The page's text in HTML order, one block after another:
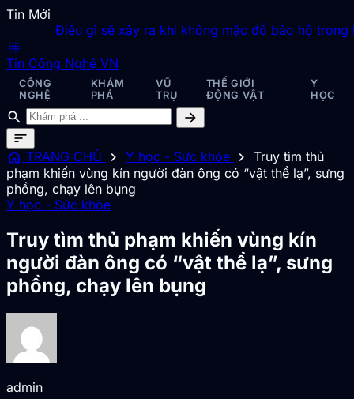
Tin Mới
Điều gì sẽ xảy ra khi không mặc đồ bảo hộ trong
blur_on
Tin Công Nghệ VN
CÔNG
NGHỆ
KHÁM
PHÁ
VŨ
TRỤ
THẾ GIỚI
ĐỘNG VẬT
Y
HỌC
search
arrow_forward
sort
home TRANG CHỦ chevron_right Y học - Sức khỏe chevron_right Truy tìm thủ
phạm khiến vùng kín người đàn ông có “vật thể lạ”, sưng
phồng, chạy lên bụng
Y học - Sức khỏe
Truy tìm thủ phạm khiến vùng kín
người đàn ông có “vật thể lạ”, sưng
phồng, chạy lên bụng
admin